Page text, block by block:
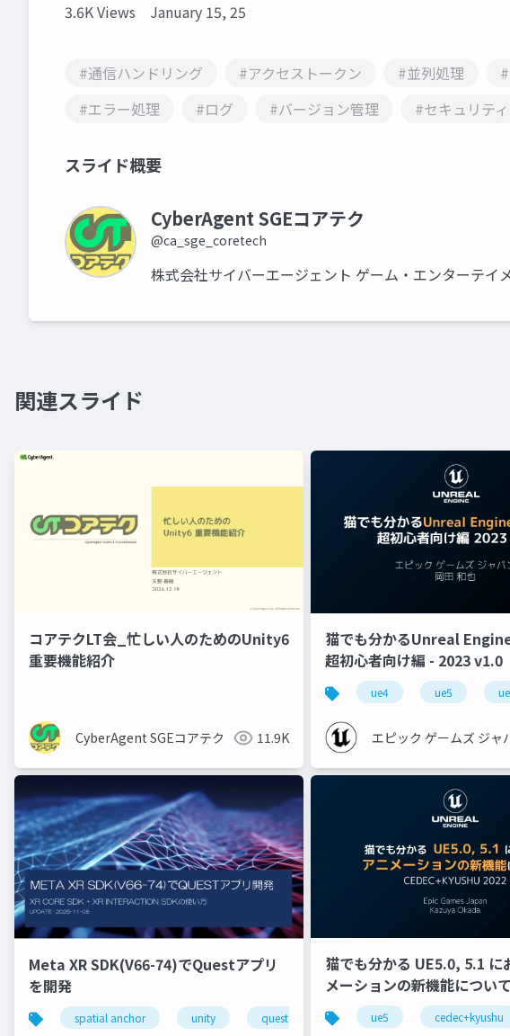
3.6K Views January 15, 25
#通信ハンドリング #アクセストークン #並列処理
#エラー処理
#ログ #バージョン管理 #セキュリティ
スライド概要
CyberAgent SGEコアテク
@ca_sge_coretech
株式会社サイバーエージェント ゲーム・エンターテイ
関連スライド
コアテクLT会_忙しい人のためのUnity6
重要機能紹介
CyberAgent SGEコアテク 11.9K
猫でも分かるUnreal
超初心者向け編 - 2023 v1.0
ue4 ue5
エピック ゲームズ ジャ
Meta XR SDK(V66-74)でQuestアプリ
を開発
spatial anchor unity quest pro shaperecognizeractivatestate
猫でも分かる UE5.0, 5.1 に
メーションの新機能について
【CEDEC+KYUSHU 2022】
ue5 cedec+kyushu